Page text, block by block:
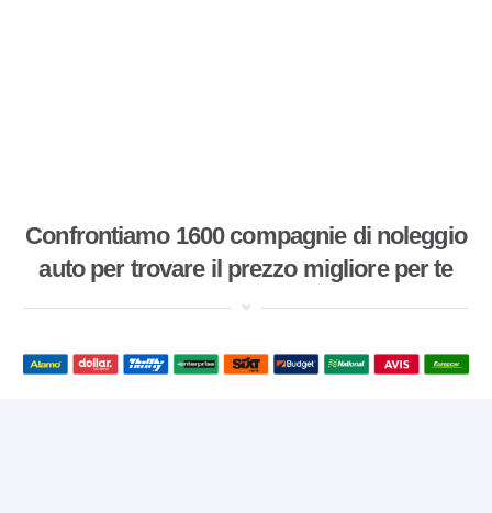
Confrontiamo 1600 compagnie di noleggio
auto per trovare il prezzo migliore per te